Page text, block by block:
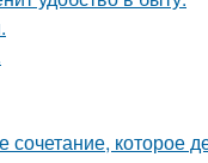
которое